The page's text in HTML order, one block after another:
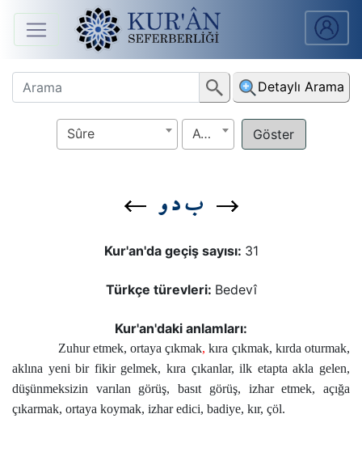
Anasayfa
Sûreler
Arapça
Kökler
Üyelik
Detaylı Arama
Sûre Ayet
ب د و
Kur'an'da geçiş sayısı: 31
Türkçe türevleri: Bedevî
Kur'an'daki anlamları:
Zuhur etmek, ortaya çıkmak,kıra çıkmak, kırda oturmak,
aklına yeni bir fikir gelmek, kıra çıkanlar, ilk etapta akla gelen,
düşünmeksizin varılan görüş, basıt görüş, izhar etmek, açığa
çıkarmak, ortaya koymak, izhar edici, badiye, kır, çöl.